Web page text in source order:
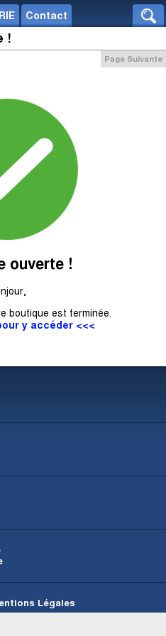
Contact
!
Page Suivante
ouverte !
boutique est terminée.
y accéder <<<
Légales